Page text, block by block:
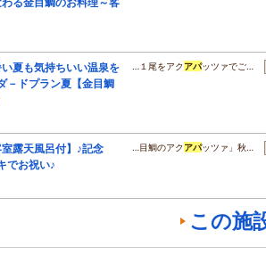
夏も気持ちいい温泉を
－ドプラン夏【金目鯛
…１尾をアクアパッツァでご…
室露天風呂付】♪記念
でお祝い♪
…目鯛のアクアパッツァ」秋…
この施